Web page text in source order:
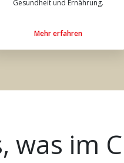
Gesundheit und Ernährung.
Mehr erfahren
was im